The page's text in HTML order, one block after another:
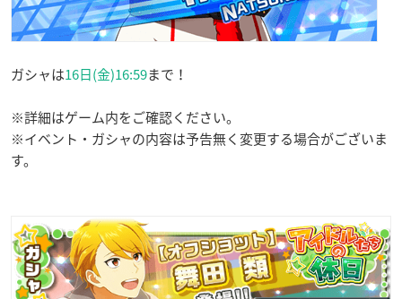
ガシャは16日(金)16:59まで！
※詳細はゲーム内をご確認ください。
※イベント・ガシャの内容は予告無く変更する場合がございま
す。